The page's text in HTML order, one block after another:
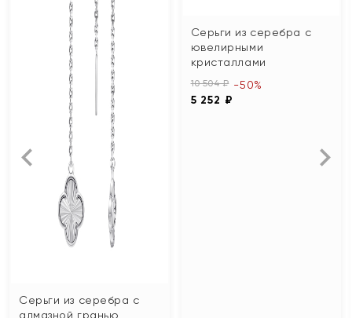
Серьги из серебра с
алмазной гранью
Серьги из серебра с
ювелирными
кристаллами
10 504 ₽
5 252 ₽
-50%